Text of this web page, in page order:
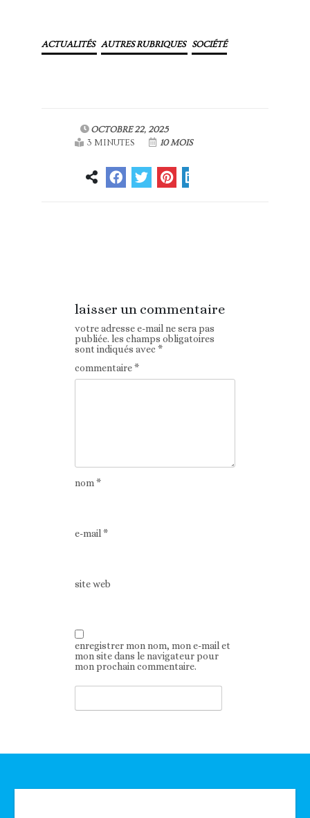
ACTUALITÉS AUTRES RUBRIQUES SOCIÉTÉ
OCTOBRE 22, 2025
3 MINUTES
10 MOIS
laisser un commentaire
votre adresse e-mail ne sera pas
publiée. les champs obligatoires
sont indiqués avec*
commentaire*
nom*
e-mail*
site web
enregistrer mon nom, mon e-mail et
mon site dans le navigateur pour
mon prochain commentaire.